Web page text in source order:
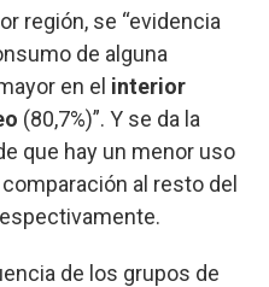
región, se “evidencia
de alguna
en el interior
(80,7%)”. Y se da la
que hay un menor uso
al resto del
de los grupos de